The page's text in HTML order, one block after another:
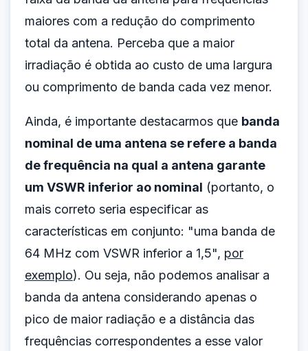
maiores com a redução do comprimento
total da antena. Perceba que a maior
irradiação é obtida ao custo de uma largura
ou comprimento de banda cada vez menor.
Ainda, é importante destacarmos que banda
nominal de uma antena se refere a banda
de frequência na qual a antena garante
um VSWR inferior ao nominal (portanto, o
mais correto seria especificar as
características em conjunto: "uma banda de
64 MHz com VSWR inferior a 1,5", por
exemplo). Ou seja, não podemos analisar a
banda da antena considerando apenas o
pico de maior radiação e a distância das
frequências correspondentes a esse valor